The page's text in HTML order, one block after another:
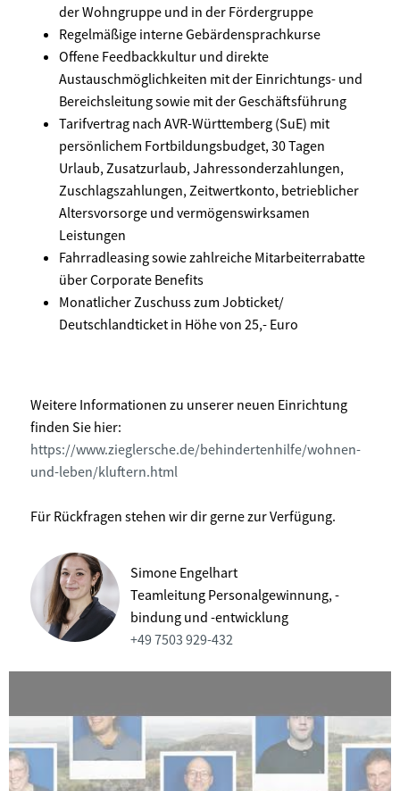
der Wohngruppe und in der Fördergruppe
Regelmäßige interne Gebärdensprachkurse
Offene Feedbackkultur und direkte
Austauschmöglichkeiten mit der Einrichtungs- und
Bereichsleitung sowie mit der Geschäftsführung
Tarifvertrag nach AVR-Württemberg (SuE) mit
persönlichem Fortbildungsbudget, 30 Tagen
Urlaub, Zusatzurlaub, Jahressonderzahlungen,
Zuschlagszahlungen, Zeitwertkonto, betrieblicher
Altersvorsorge und vermögenswirksamen
Leistungen
Fahrradleasing sowie zahlreiche Mitarbeiterrabatte
über Corporate Benefits
Monatlicher Zuschuss zum Jobticket/
Deutschlandticket in Höhe von 25,- Euro
Weitere Informationen zu unserer neuen Einrichtung
finden Sie hier:
https://www.zieglersche.de/behindertenhilfe/wohnen-
und-leben/kluftern.html
Für Rückfragen stehen wir dir gerne zur Verfügung.
Simone Engelhart
Teamleitung Personalgewinnung, -
bindung und -entwicklung
+49 7503 929-432